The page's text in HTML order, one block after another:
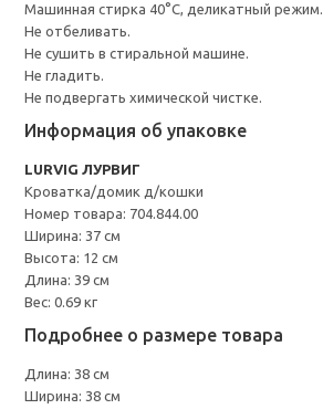
Машинная стирка 40°С, деликатный режим.
Не отбеливать.
Не сушить в стиральной машине.
Не гладить.
Не подвергать химической чистке.
Информация об упаковке
LURVIG ЛУРВИГ
Кроватка/домик д/кошки
Номер товара: 704.844.00
Ширина: 37 см
Высота: 12 см
Длина: 39 см
Вес: 0.69 кг
Подробнее о размере товара
Длина: 38 см
Ширина: 38 см